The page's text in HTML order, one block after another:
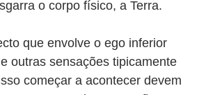
o corpo físico, a Terra.
que envolve o ego inferior
outras sensações tipicamente
começar a acontecer devem